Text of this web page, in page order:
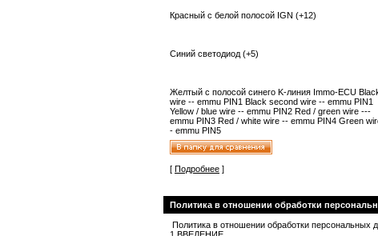
Красный с белой полосой IGN (+12)
Синий светодиод (+5)
Желтый с полосой синего K-линия Immo-ECU
wire -- emmu PIN1 Black second wire -- emmu PIN1
Yellow / blue wire -- emmu PIN2 Red / green wire ---
emmu PIN3 Red / white wire -- emmu PIN4 Green
- emmu PIN5
[ Подробнее ]
Политика в отношении обработки
Политика в отношении обработки персональных